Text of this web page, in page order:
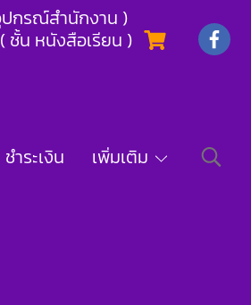
ปกรณ์สำนักงาน )
น หนังสือเรียน )
ชำระเงิน เพิ่มเติม